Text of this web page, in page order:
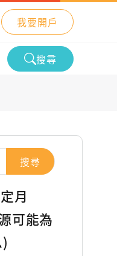
我要開戶
搜尋
搜尋
月
可能為